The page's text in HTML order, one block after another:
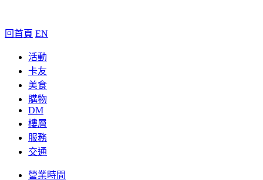
回首頁 EN
活動
卡友
美食
購物
DM
樓層
服務
交通
營業時間